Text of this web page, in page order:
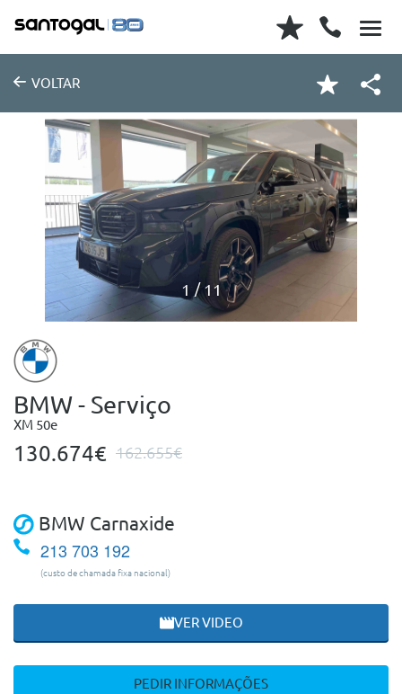
VOLTAR
1 11
BMW - Serviço
XM 50e
130.674€ 162.655€
BMW Carnaxide
213 703 192
(custo de chamada fixa nacional)
VER VIDEO
PEDIR INFORMAÇÕES